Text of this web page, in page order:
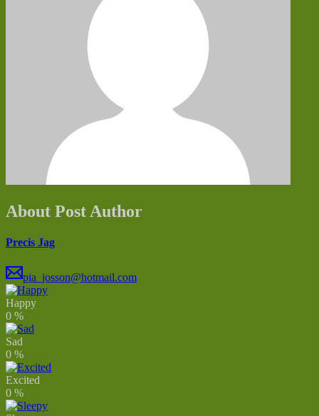
About Post Author
Precis Jag
pia_josson@hotmail.com
Happy
0 %
Sad
0 %
Excited
0 %